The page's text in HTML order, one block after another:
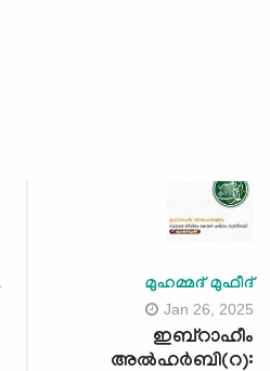
മുഹമ്മദ് മുഫീദ്
Jan 26, 2025
ഇബ്റാഹീം
അല്‍ഹർബി(റ):